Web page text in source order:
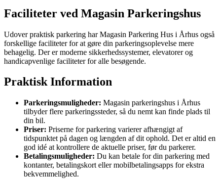
Faciliteter ved Magasin Parkeringshus
Udover praktisk parkering har Magasin Parkering Hus i Århus også
forskellige faciliteter for at gøre din parkeringsoplevelse mere
behagelig. Der er moderne sikkerhedssystemer, elevatorer og
handicapvenlige faciliteter for alle besøgende.
Praktisk Information
Parkeringsmuligheder: Magasin parkeringshus i Århus
tilbyder flere parkeringssteder, så du nemt kan finde plads til
din bil.
Priser: Priserne for parkering varierer afhængigt af
tidspunktet på dagen og længden af dit ophold. Det er altid en
god idé at kontrollere de aktuelle priser, før du parkerer.
Betalingsmuligheder: Du kan betale for din parkering med
kontanter, betalingskort eller mobilbetalingsapps for ekstra
bekvemmelighed.